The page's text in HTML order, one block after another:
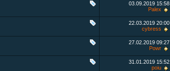
03.09.2019 15:58
Palex
22.03.2019 20:00
cybress
27.02.2019 09:27
Powr
31.01.2019 15:52
poiu